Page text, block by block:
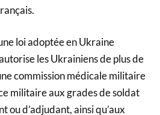
loi adoptée en Ukraine
les Ukrainiens de plus de
commission médicale militaire
militaire aux grades de soldat
ou d’adjudant, ainsi qu’aux